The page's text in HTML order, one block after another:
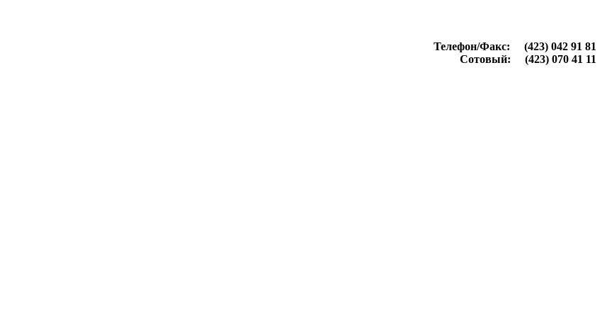
Телефон/Факс: (423) 042 91 81
Сотовый: (423) 070 41 11